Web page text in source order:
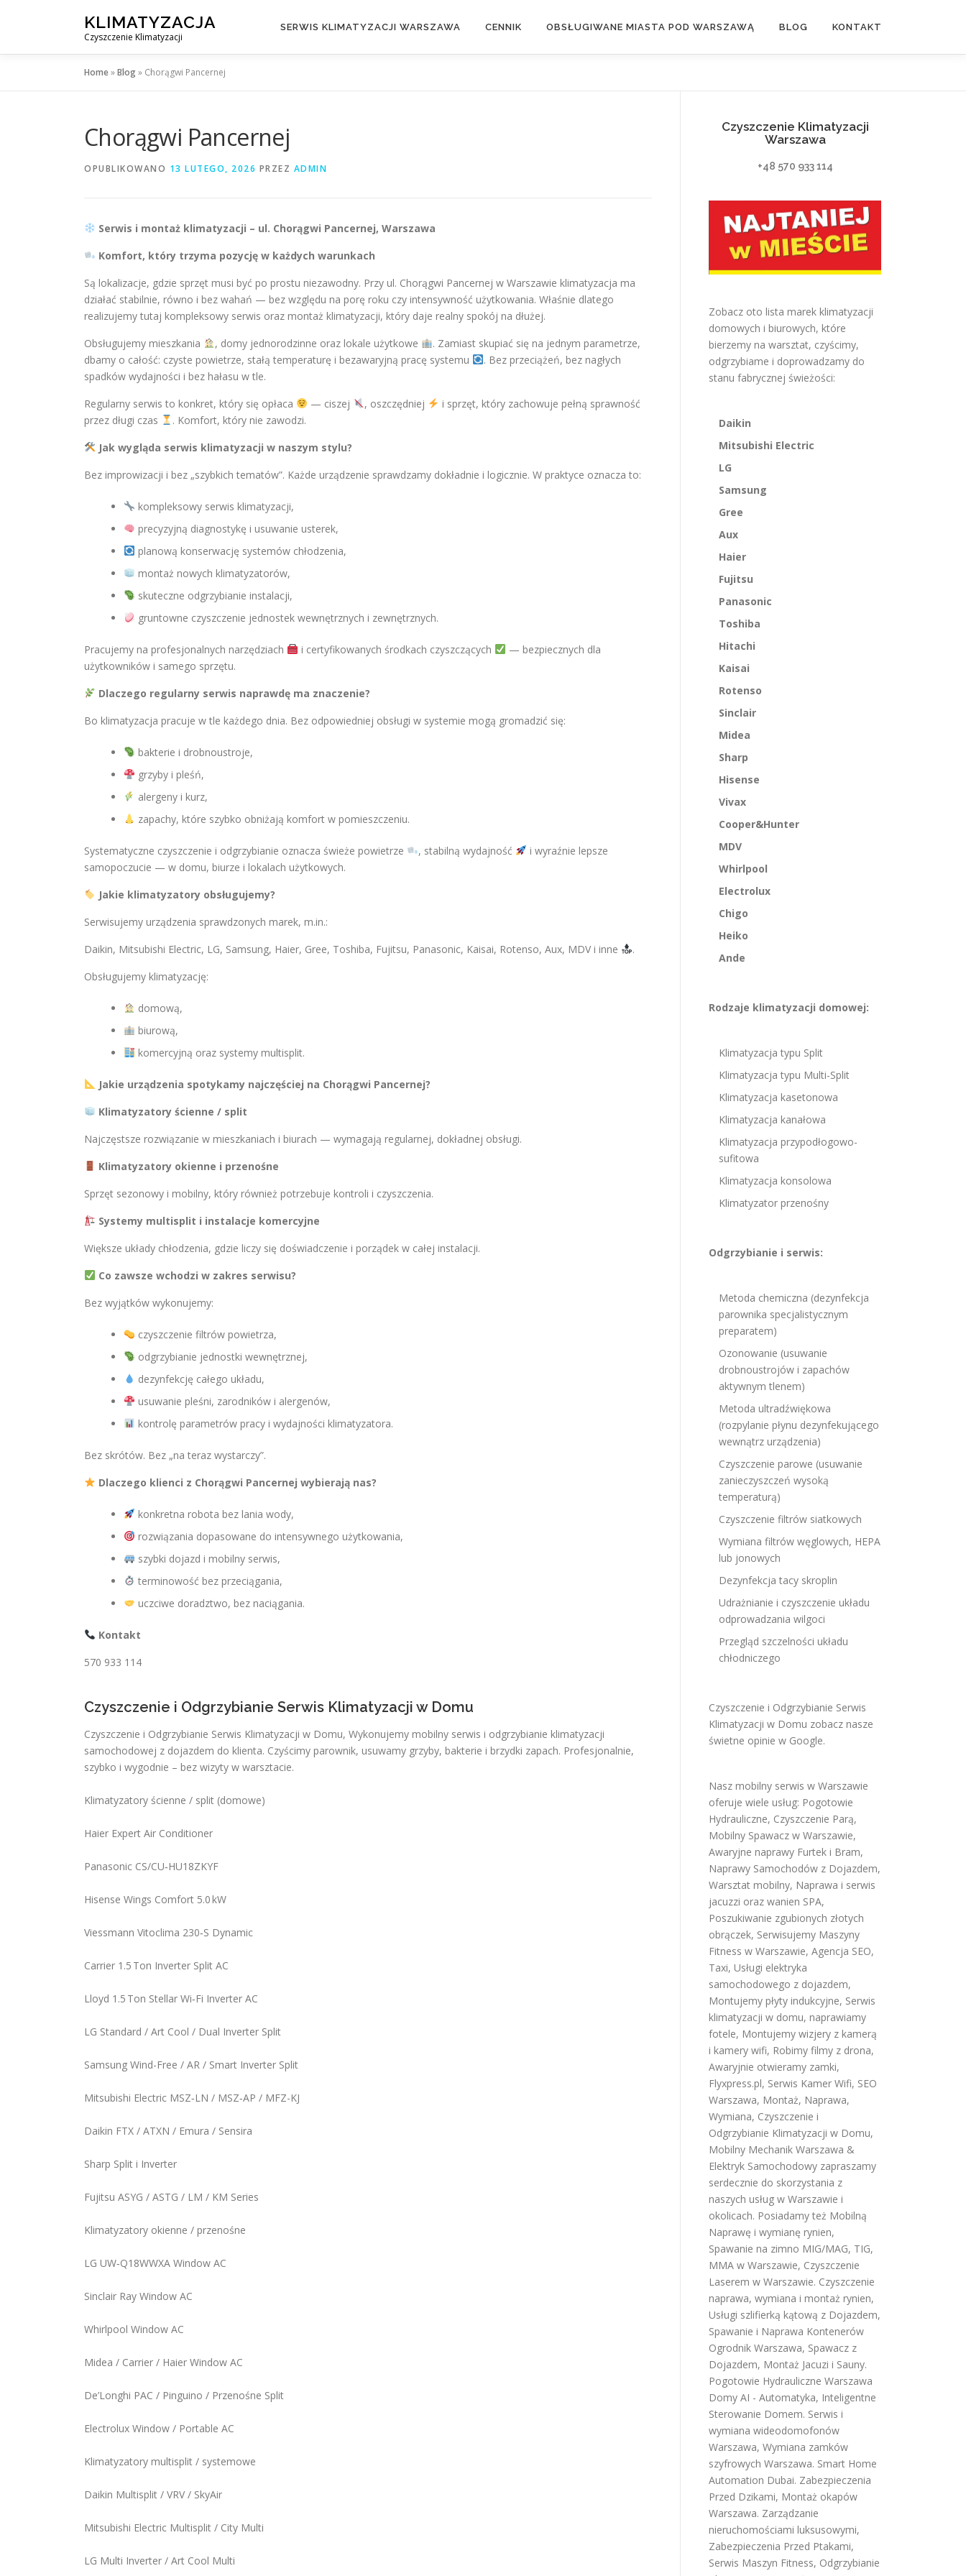
KLIMATYZACJA
Czyszczenie Klimatyzacji
SERWIS KLIMATYZACJI WARSZAWA CENNIK OBSŁUGIWANE MIASTA POD WARSZAWĄ BLOG KONTAKT
Home»Blog» Chorągwi Pancernej
Chorągwi Pancernej
OPUBLIKOWANO 13 LUTEGO, 2026 PRZEZ ADMIN
Serwis i montaż klimatyzacji – ul. Chorągwi Pancernej, Warszawa
Komfort, który trzyma pozycję w każdych warunkach
Są lokalizacje, gdzie sprzęt musi być po prostu niezawodny. Przy ul. Chorągwi Pancernej w Warszawie klimatyzacja ma
działać stabilnie, równo i bez wahań — bez względu na porę roku czy intensywność użytkowania. Właśnie dlatego
realizujemy tutaj kompleksowy serwis oraz montaż klimatyzacji, który daje realny spokój na dłużej.
Obsługujemy mieszkania
, domy jednorodzinne oraz lokale użytkowe
. Zamiast skupiać się na jednym parametrze,
dbamy o całość: czyste powietrze, stałą temperaturę i bezawaryjną pracę systemu
. Bez przeciążeń, bez nagłych
spadków wydajności i bez hałasu w tle.
Regularny serwis to konkret, który się opłaca
— ciszej , oszczędniej
i sprzęt, który zachowuje pełną sprawność
przez długi czas
. Komfort, który nie zawodzi.
Jak wygląda serwis klimatyzacji w naszym stylu?
Bez improwizacji i bez „szybkich tematów”. Każde urządzenie sprawdzamy dokładnie i logicznie. W praktyce oznacza to:
kompleksowy serwis klimatyzacji,
precyzyjną diagnostykę i usuwanie usterek,
planową konserwację systemów chłodzenia,
montaż nowych klimatyzatorów,
skuteczne odgrzybianie instalacji,
gruntowne czyszczenie jednostek wewnętrznych i zewnętrznych.
Pracujemy na profesjonalnych narzędziach i certyfikowanych środkach czyszczących
— bezpiecznych dla
użytkowników i samego sprzętu.
Dlaczego regularny serwis naprawdę ma znaczenie?
Bo klimatyzacja pracuje w tle każdego dnia. Bez odpowiedniej obsługi w systemie mogą gromadzić się:
bakterie i drobnoustroje,
grzyby i pleśń,
alergeny i kurz,
zapachy, które szybko obniżają komfort w pomieszczeniu.
Systematyczne czyszczenie i odgrzybianie oznacza świeże powietrze , stabilną wydajność
i wyraźnie lepsze
samopoczucie — w domu, biurze i lokalach użytkowych.
Jakie klimatyzatory obsługujemy?
Serwisujemy urządzenia sprawdzonych marek, m.in.:
Daikin, Mitsubishi Electric, LG, Samsung, Haier, Gree, Toshiba, Fujitsu, Panasonic, Kaisai, Rotenso, Aux, MDV i inne
.
Obsługujemy klimatyzację:
domową,
biurową,
komercyjną oraz systemy multisplit.
Jakie urządzenia spotykamy najczęściej na Chorągwi Pancernej?
Klimatyzatory ścienne / split
Najczęstsze rozwiązanie w mieszkaniach i biurach — wymagają regularnej, dokładnej obsługi.
Klimatyzatory okienne i przenośne
Sprzęt sezonowy i mobilny, który również potrzebuje kontroli i czyszczenia.
Systemy multisplit i instalacje komercyjne
Większe układy chłodzenia, gdzie liczy się doświadczenie i porządek w całej instalacji.
Co zawsze wchodzi w zakres serwisu?
Bez wyjątków wykonujemy:
czyszczenie filtrów powietrza,
odgrzybianie jednostki wewnętrznej,
dezynfekcję całego układu,
usuwanie pleśni, zarodników i alergenów,
kontrolę parametrów pracy i wydajności klimatyzatora.
Bez skrótów. Bez „na teraz wystarczy”.
Dlaczego klienci z Chorągwi Pancernej wybierają nas?
konkretna robota bez lania wody,
rozwiązania dopasowane do intensywnego użytkowania,
szybki dojazd i mobilny serwis,
terminowość bez przeciągania,
uczciwe doradztwo, bez naciągania.
Kontakt
570 933 114
Czyszczenie i Odgrzybianie Serwis Klimatyzacji w Domu
Czyszczenie i Odgrzybianie Serwis Klimatyzacji w Domu, Wykonujemy mobilny serwis i odgrzybianie klimatyzacji
samochodowej z dojazdem do klienta. Czyścimy parownik, usuwamy grzyby, bakterie i brzydki zapach. Profesjonalnie,
szybko i wygodnie – bez wizyty w warsztacie.
Klimatyzatory ścienne / split (domowe)
Haier Expert Air Conditioner
Panasonic CS/CU‑HU18ZKYF
Hisense Wings Comfort 5.0 kW
Viessmann Vitoclima 230‑S Dynamic
Carrier 1.5 Ton Inverter Split AC
Lloyd 1.5 Ton Stellar Wi‑Fi Inverter AC
LG Standard / Art Cool / Dual Inverter Split
Samsung Wind-Free / AR / Smart Inverter Split
Mitsubishi Electric MSZ‑LN / MSZ‑AP / MFZ-KJ
Daikin FTX / ATXN / Emura / Sensira
Sharp Split i Inverter
Fujitsu ASYG / ASTG / LM / KM Series
Klimatyzatory okienne / przenośne
LG UW‑Q18WWXA Window AC
Sinclair Ray Window AC
Whirlpool Window AC
Midea / Carrier / Haier Window AC
De’Longhi PAC / Pinguino / Przenośne Split
Electrolux Window / Portable AC
Klimatyzatory multisplit / systemowe
Daikin Multisplit / VRV / SkyAir
Mitsubishi Electric Multisplit / City Multi
LG Multi Inverter / Art Cool Multi
Czyszczenie Klimatyzacji
Warszawa
+48 570 933 114
Zobacz oto lista marek klimatyzacji
domowych i biurowych, które
bierzemy na warsztat, czyścimy,
odgrzybiame i doprowadzamy do
stanu fabrycznej świeżości:
Daikin
Mitsubishi Electric
LG
Samsung
Gree
Aux
Haier
Fujitsu
Panasonic
Toshiba
Hitachi
Kaisai
Rotenso
Sinclair
Midea
Sharp
Hisense
Vivax
Cooper&Hunter
MDV
Whirlpool
Electrolux
Chigo
Heiko
Ande
Rodzaje klimatyzacji domowej:
Klimatyzacja typu Split
Klimatyzacja typu Multi-Split
Klimatyzacja kasetonowa
Klimatyzacja kanałowa
Klimatyzacja przypodłogowo-
sufitowa
Klimatyzacja konsolowa
Klimatyzator przenośny
Odgrzybianie i serwis:
Metoda chemiczna (dezynfekcja
parownika specjalistycznym
preparatem)
Ozonowanie (usuwanie
drobnoustrojów i zapachów
aktywnym tlenem)
Metoda ultradźwiękowa
(rozpylanie płynu dezynfekującego
wewnątrz urządzenia)
Czyszczenie parowe (usuwanie
zanieczyszczeń wysoką
temperaturą)
Czyszczenie filtrów siatkowych
Wymiana filtrów węglowych, HEPA
lub jonowych
Dezynfekcja tacy skroplin
Udrażnianie i czyszczenie układu
odprowadzania wilgoci
Przegląd szczelności układu
chłodniczego
Czyszczenie i Odgrzybianie Serwis
Klimatyzacji w Domu zobacz nasze
świetne opinie w Google.
Nasz mobilny serwis w Warszawie
oferuje wiele usług: Pogotowie
Hydrauliczne, Czyszczenie Parą,
Mobilny Spawacz w Warszawie,
Awaryjne naprawy Furtek i Bram,
Naprawy Samochodów z Dojazdem,
Warsztat mobilny, Naprawa i serwis
jacuzzi oraz wanien SPA,
Poszukiwanie zgubionych złotych
obrączek, Serwisujemy Maszyny
Fitness w Warszawie, Agencja SEO,
Taxi, Usługi elektryka
samochodowego z dojazdem,
Montujemy płyty indukcyjne, Serwis
klimatyzacji w domu, naprawiamy
fotele, Montujemy wizjery z kamerą
i kamery wifi, Robimy filmy z drona,
Awaryjnie otwieramy zamki,
Flyxpress.pl, Serwis Kamer Wifi, SEO
Warszawa, Montaż, Naprawa,
Wymiana, Czyszczenie i
Odgrzybianie Klimatyzacji w Domu,
Mobilny Mechanik Warszawa &
Elektryk Samochodowy zapraszamy
serdecznie do skorzystania z
naszych usług w Warszawie i
okolicach. Posiadamy też Mobilną
Naprawę i wymianę rynien,
Spawanie na zimno MIG/MAG, TIG,
MMA w Warszawie, Czyszczenie
Laserem w Warszawie. Czyszczenie
naprawa, wymiana i montaż rynien,
Usługi szlifierką kątową z Dojazdem,
Spawanie i Naprawa Kontenerów
Ogrodnik Warszawa, Spawacz z
Dojazdem, Montaż Jacuzi i Sauny.
Pogotowie Hydrauliczne Warszawa
Domy AI - Automatyka, Inteligentne
Sterowanie Domem. Serwis i
wymiana wideodomofonów
Warszawa, Wymiana zamków
szyfrowych Warszawa. Smart Home
Automation Dubai. Zabezpieczenia
Przed Dzikami, Montaż okapów
Warszawa. Zarządzanie
nieruchomościami luksusowymi,
Zabezpieczenia Przed Ptakami,
Serwis Maszyn Fitness, Odgrzybianie